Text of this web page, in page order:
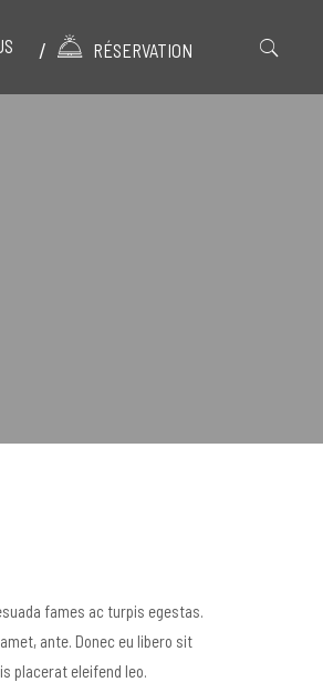
RÉSERVATION
fames ac turpis egestas.
ante. Donec eu libero sit
placerat eleifend leo.